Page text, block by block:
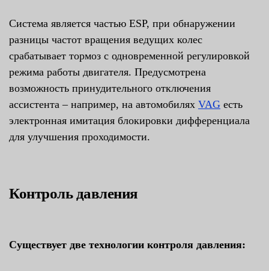
Система является частью ESP, при обнаружении
разницы частот вращения ведущих колес
срабатывает тормоз с одновременной регулировкой
режима работы двигателя. Предусмотрена
возможность принудительного отключения
ассистента – например, на автомобилях VAG есть
электронная имитация блокировки дифференциала
для улучшения проходимости.
Контроль давления
Существует две технологии контроля давления: